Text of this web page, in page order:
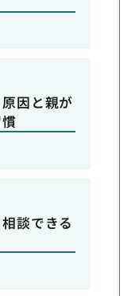
因と親が
談できる